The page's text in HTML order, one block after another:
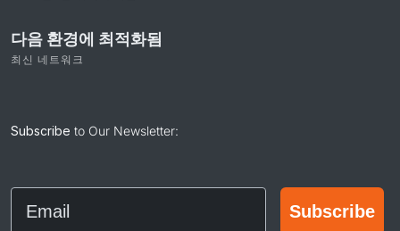
다음 환경에 최적화됨
최신 네트워크
Subscribe to Our Newsletter:
Email
Subscribe